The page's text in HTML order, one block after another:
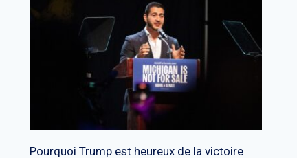
Pourquoi Trump est heureux de la victoire